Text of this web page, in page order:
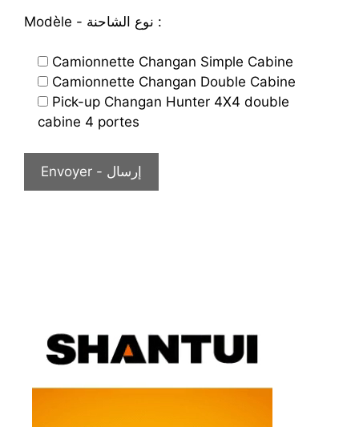
Modèle - نوع الشاحنة :
Camionnette Changan Simple Cabine
Camionnette Changan Double Cabine
Pick-up Changan Hunter 4X4 double
cabine 4 portes